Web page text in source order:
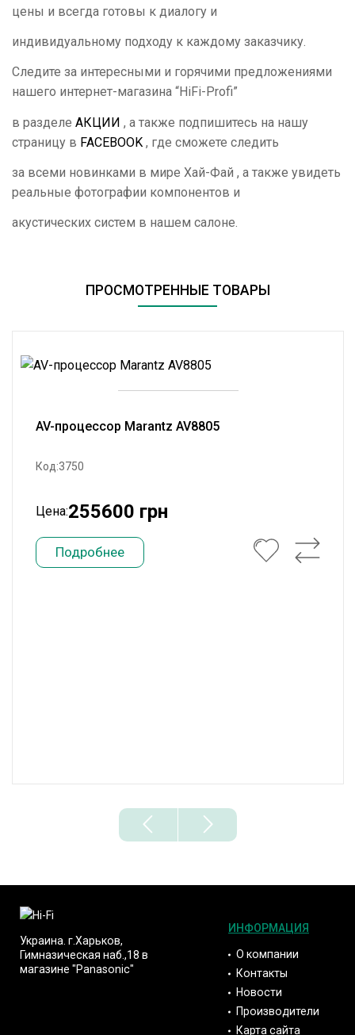
цены и всегда готовы к диалогу и
индивидуальному подходу к каждому заказчику.
Следите за интересными и горячими предложениями
нашего интернет-магазина “HiFi- Profi”
в разделе АКЦИИ , а также подпишитесь на нашу
страницу в FACEBOOK , где сможете следить
за всеми новинками в мире Хай-Фай , а также увидеть
реальные фотографии компонентов и
акустических систем в нашем салоне.
ПРОСМОТРЕННЫЕ ТОВАРЫ
AV-процессор Marantz AV8805
Код:3750
Цена:255600 грн
Подробнее
Украина. г.Харьков,
Гимназическая наб.,18 в
магазине "Panasonic"
ИНФОРМАЦИЯ
О компании
Контакты
Новости
Производители
Карта сайта